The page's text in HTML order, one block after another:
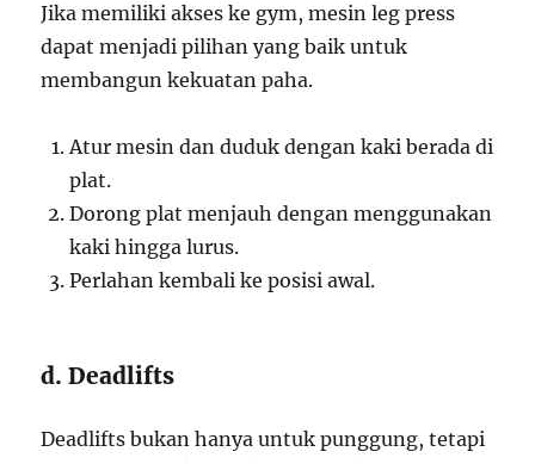
Jika memiliki akses ke gym, mesin leg press
dapat menjadi pilihan yang baik untuk
membangun kekuatan paha.
Atur mesin dan duduk dengan kaki berada di
plat.
Dorong plat menjauh dengan menggunakan
kaki hingga lurus.
Perlahan kembali ke posisi awal.
d. Deadlifts
Deadlifts bukan hanya untuk punggung, tetapi